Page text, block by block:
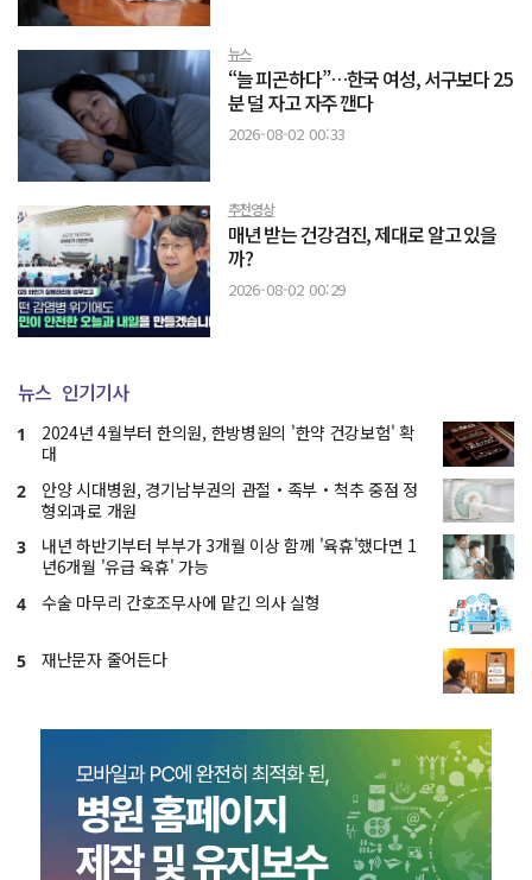
뉴스
“늘 피곤하다”…한국 여성, 서구보다 25
분 덜 자고 자주 깬다
2026-08-02 00:33
추천영상
매년 받는 건강검진, 제대로 알고 있을
까?
2026-08-02 00:29
뉴스 인기기사
1
2024년 4월부터 한의원, 한방병원의 '한약 건강보험' 확
대
2
안양 시대병원, 경기남부권의 관절・족부・척추 중점 정
형외과로 개원
3
내년 하반기부터 부부가 3개월 이상 함께 '육휴'했다면 1
년6개월 '유급 육휴' 가능
4 수술 마무리 간호조무사에 맡긴 의사 실형
5 재난문자 줄어든다